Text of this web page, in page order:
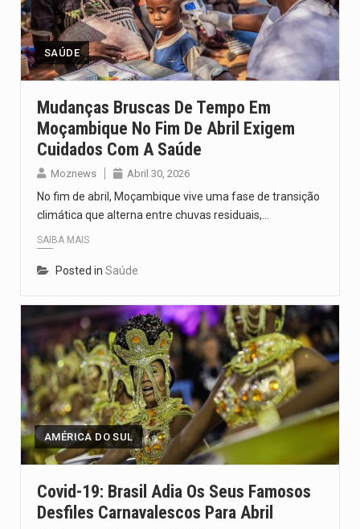
Um dos casos mais graves envolveu a residência de Sam…
A cidade de Bunia, capital da província de Ituri, tornou-se…
Legislação, renomeada em homenagem ao falecido senador Lindsey Graham, foi…
SAÚDE
Mudanças Bruscas De Tempo Em
Moçambique No Fim De Abril Exigem
Cuidados Com A Saúde
Moznews Abril 30, 2026
No fim de abril, Moçambique vive uma fase de transição
climática que alterna entre chuvas residuais,…
SAIBA MAIS
Posted in Saúde
AMÉRICA DO SUL
Covid-19: Brasil Adia Os Seus Famosos
Desfiles Carnavalescos Para Abril